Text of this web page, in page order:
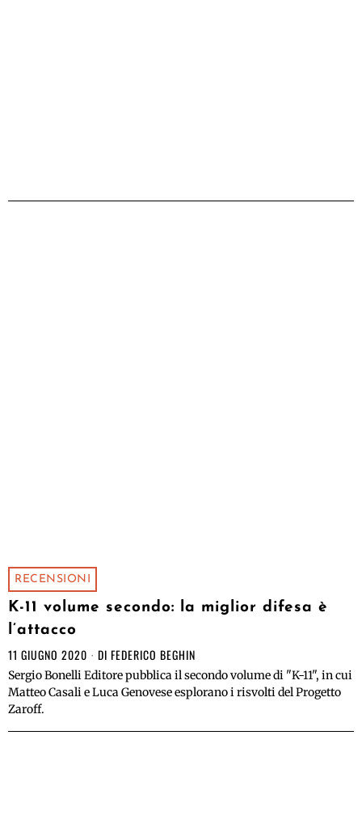
RECENSIONI
K-11 volume secondo: la miglior difesa è
l’attacco
11 GIUGNO 2020 DI FEDERICO BEGHIN
Sergio Bonelli Editore pubblica il secondo volume di "K-11", in cui
Matteo Casali e Luca Genovese esplorano i risvolti del Progetto
Zaroff.